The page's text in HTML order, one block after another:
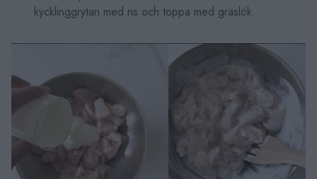
kycklinggrytan med ris och toppa med gräslök.